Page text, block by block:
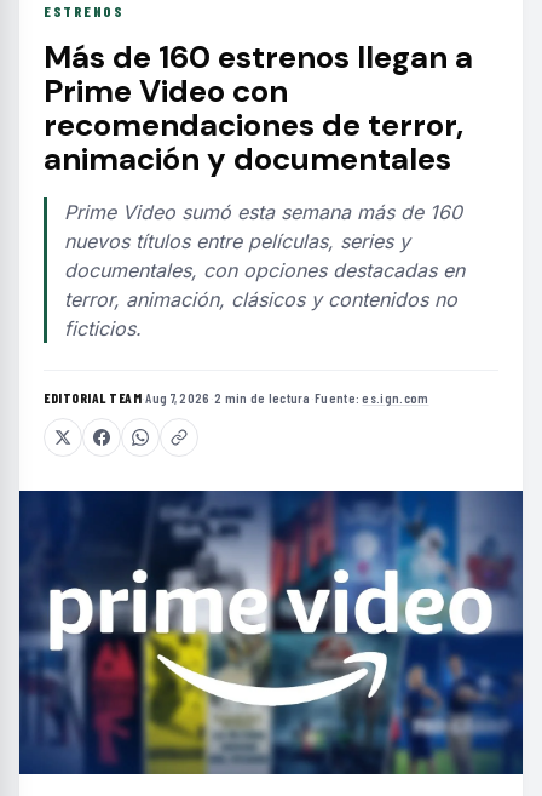
ESTRENOS
Más de 160 estrenos llegan a
Prime Video con
recomendaciones de terror,
animación y documentales
Prime Video sumó esta semana más de 160
nuevos títulos entre películas, series y
documentales, con opciones destacadas en
terror, animación, clásicos y contenidos no
ficticios.
EDITORIAL TEAM·Aug 7, 2026 ·2 min de lectura ·Fuente:es.ign.com